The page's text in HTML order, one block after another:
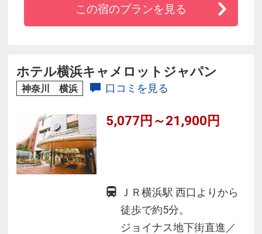
◆都内へのアクセスも良好、品川駅最短約11分
エティ豊かなレストラン・バー・140店舗のショ
ッピングプラザ・プリンスペペを複合
この宿のプランを見る
ホテル横浜キャメロットジャパン
神奈川 横浜 口コミを見る
5,077円～21,900円
ＪＲ横浜駅 西口よりから
徒歩で約5分。
ジョイナス地下街直進／